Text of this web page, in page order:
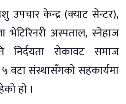
उपचार केन्द्र (क्याट सेन्टर),
भेटिरिनरी अस्पताल, स्नेहाज
निर्दयता रोकावट समाज
वटा संस्थासँगको सहकार्यमा
हो ।